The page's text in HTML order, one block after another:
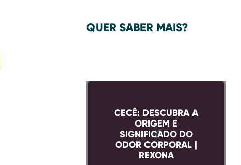
QUER SABER MAIS?
CECÊ: DESCUBRA A
ORIGEM E
SIGNIFICADO DO
ODOR CORPORAL |
REXONA